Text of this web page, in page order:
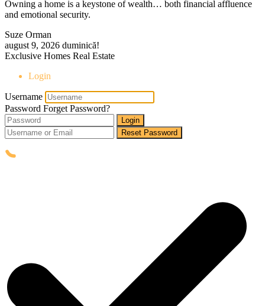
Owning a home is a keystone of wealth… both financial affluence
and emotional security.
Suze Orman
august 9, 2026 duminică!
Exclusive Homes Real Estate
Login
Username
Password Forget Password?
Login
Reset Password